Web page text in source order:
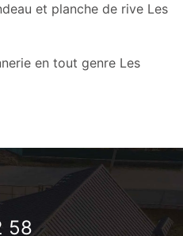
et planche de rive Les
en tout genre Les
58